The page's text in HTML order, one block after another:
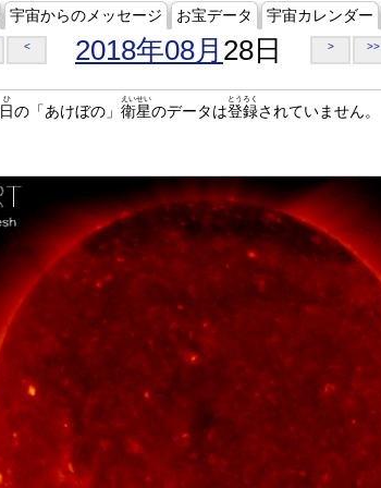
宇宙からのメッセージ お宝データ 宇宙カレンダー
< 2018年08月 28日 > >>
日
ひ
の「あけぼの」 衛星
えいせい
のデータは登録
とうろく
されていません。